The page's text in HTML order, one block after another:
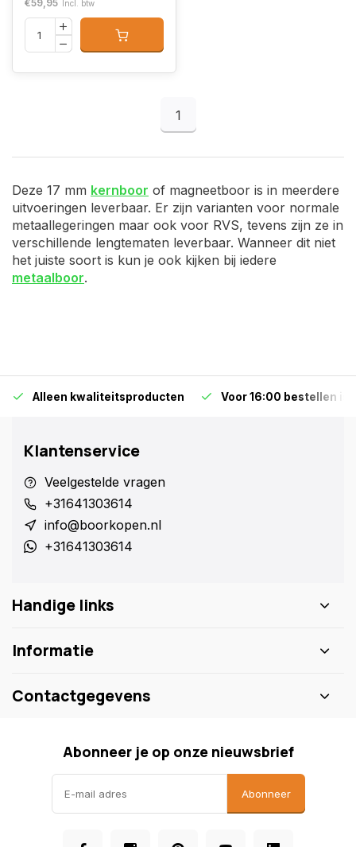
€59,95 Incl. btw
1
Deze 17 mm kernboor of magneetboor is in meerdere
uitvoeringen leverbaar. Er zijn varianten voor normale
metaallegeringen maar ook voor RVS, tevens zijn ze in
verschillende lengtematen leverbaar. Wanneer dit niet
het juiste soort is kun je ook kijken bij iedere
metaalboor.
Alleen kwaliteitsproducten Voor 16:00 bestellen is
Klantenservice
Veelgestelde vragen
+31641303614
info@boorkopen.nl
+31641303614
Handige links
Informatie
Contactgegevens
Abonneer je op onze nieuwsbrief
Abonneer